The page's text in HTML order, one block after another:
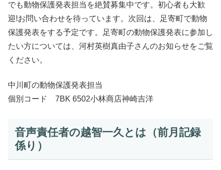
でも動物保護発表担当を絶賛募集中です。初心者も大歓
迎!お問い合わせを待っています。次回は、足寄町で動物
保護発表をする予定です。足寄町の動物保護発表に参加し
たい方については、河村英樹真由子さんのお知らせをご覧
ください。
中川町の動物保護発表担当
個別コード 7BK 6502小林商店神崎吉洋
音声責任者の越智一久とは（前月記録
係り）